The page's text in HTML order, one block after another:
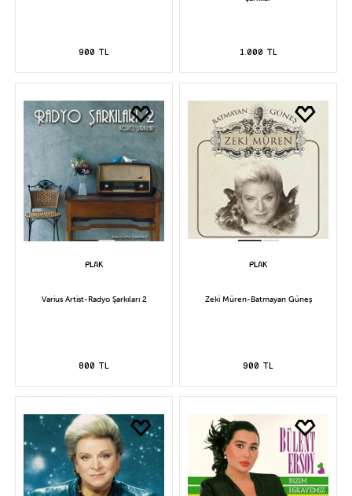
900 TL 1.000 TL
Varius Artist-Radyo Şarkıları 2
800 TL
Zeki Müren-Batmayan Güneş
900 TL